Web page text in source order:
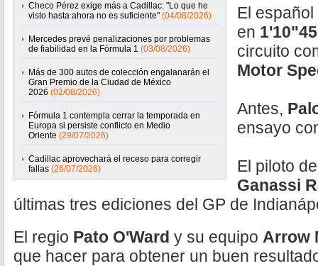
Checo Pérez exige más a Cadillac: "Lo que he
visto hasta ahora no es suficiente" (04/08/2026)
Mercedes prevé penalizaciones por problemas
de fiabilidad en la Fórmula 1 (03/08/2026)
Más de 300 autos de colección engalanarán el
Gran Premio de la Ciudad de México
2026 (02/08/2026)
Fórmula 1 contempla cerrar la temporada en
Europa si persiste conflicto en Medio
Oriente (29/07/2026)
Cadillac aprovechará el receso para corregir
fallas (26/07/2026)
El
en
circuito
Motor
Antes,
ensayo
El piloto
Ganassi
últimas tres ediciones del GP de
El regio Pato O'Ward y su equipo Arrow
que hacer para obtener un buen